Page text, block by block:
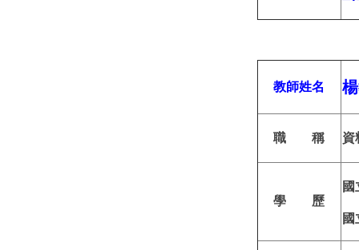
教師姓名
職 稱 資
學 歷